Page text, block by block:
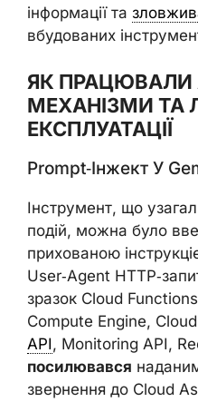
інформації та
вбудованих
ЯК ПРАЦЮВАЛИ
МЕХАНІЗМИ ТА
ЕКСПЛУАТАЦІЇ
Prompt‑інжект У
Інструмент, що
подій, можна було
прихованою
User‑Agent
зразок Cloud
Compute Engine,
API, Monitoring API,
посилювався
звернення до Cloud